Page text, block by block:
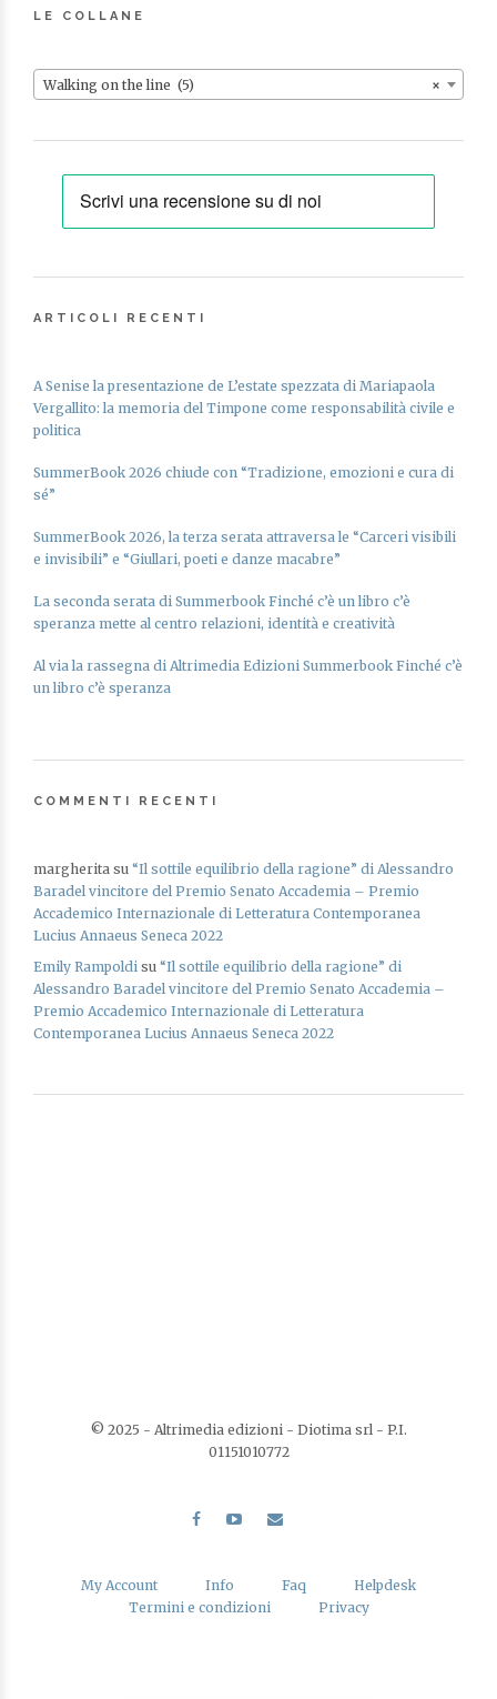
LE COLLANE
×
Walking on the line (5)
ARTICOLI RECENTI
A Senise la presentazione de L’estate spezzata di Mariapaola
Vergallito: la memoria del Timpone come responsabilità civile e
politica
SummerBook 2026 chiude con “Tradizione, emozioni e cura di
sé”
SummerBook 2026, la terza serata attraversa le “Carceri visibili
e invisibili” e “Giullari, poeti e danze macabre”
La seconda serata di Summerbook Finché c’è un libro c’è
speranza mette al centro relazioni, identità e creatività
Al via la rassegna di Altrimedia Edizioni Summerbook Finché c’è
un libro c’è speranza
COMMENTI RECENTI
margherita su “Il sottile equilibrio della ragione” di Alessandro
Baradel vincitore del Premio Senato Accademia – Premio
Accademico Internazionale di Letteratura Contemporanea
Lucius Annaeus Seneca 2022
Emily Rampoldi su “Il sottile equilibrio della ragione” di
Alessandro Baradel vincitore del Premio Senato Accademia –
Premio Accademico Internazionale di Letteratura
Contemporanea Lucius Annaeus Seneca 2022
© 2025 - Altrimedia edizioni - Diotima srl - P.I.
01151010772
My Account Info Faq
Helpdesk
Termini e condizioni
Privacy